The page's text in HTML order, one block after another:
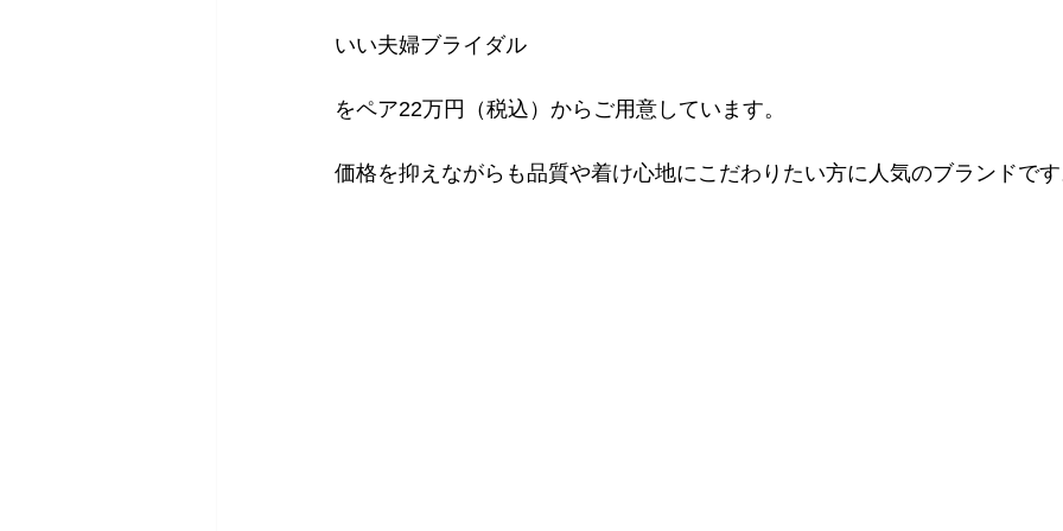
いい夫婦ブライダル
をペア22万円（税込）からご用意しています。
価格を抑えながらも品質や着け心地にこだわりたい方に人気のブランドで